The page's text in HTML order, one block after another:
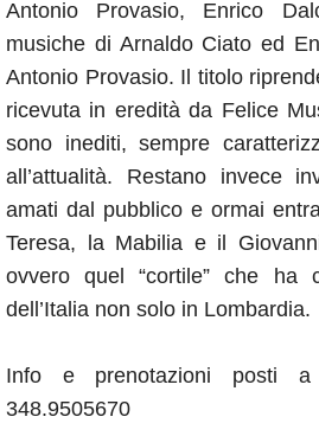
Antonio Provasio, Enrico
musiche di Arnaldo Ciato ed
Antonio Provasio. Il titolo
ricevuta in eredità da Felice
sono inediti, sempre
all’attualità. Restano invece
amati dal pubblico e ormai
Teresa, la Mabilia e il
ovvero quel “cortile” che ha
dell’Italia non solo in Lombardia.
Info e prenotazioni posti
348.9505670